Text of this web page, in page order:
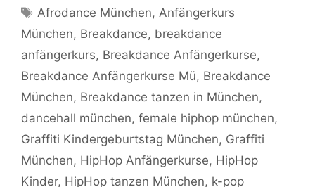
Schlagwörter
Afrodance München,Anfängerkurs
München, Breakdance, breakdance
anfängerkurs, Breakdance Anfängerkurse,
Breakdance Anfängerkurse Mü, Breakdance
München, Breakdance tanzen in München,
dancehall münchen, female hiphop münchen,
Graffiti Kindergeburtstag München, Graffiti
München, HipHop Anfängerkurse, HipHop
Kinder, HipHop tanzen München, k-pop